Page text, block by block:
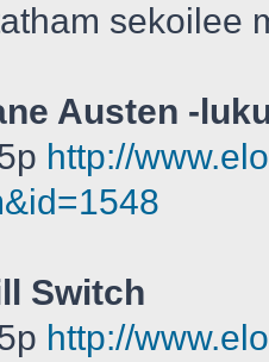
sekoilee
Austen -
http://
Switch
http://